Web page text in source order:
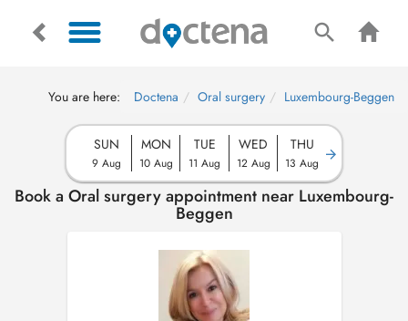
You are here: Doctena Oral surgery Luxembourg-Beggen
SUN
9 Aug
MON
10 Aug
TUE
11 Aug
WED
12 Aug
THU
13 Aug
Book a Oral surgery appointment near Luxembourg-
Beggen